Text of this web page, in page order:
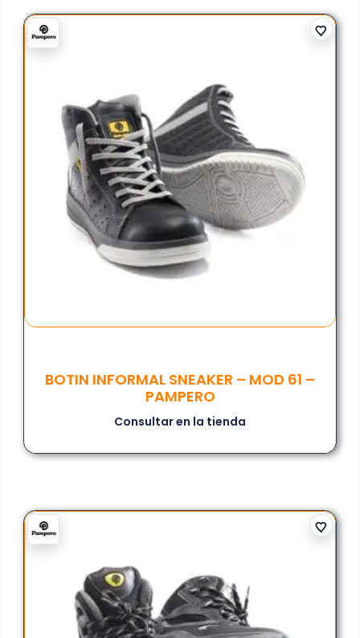
BOTIN INFORMAL SNEAKER – MOD 61 –
PAMPERO
Consultar en la tienda